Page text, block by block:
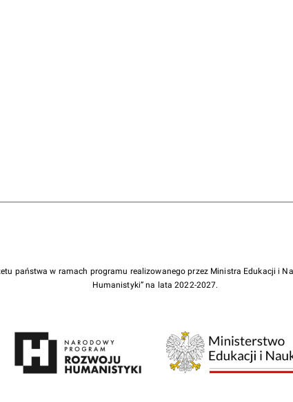
państwa w ramach programu realizowanego przez Ministra Edukacji i
Humanistyki” na lata 2022-2027.